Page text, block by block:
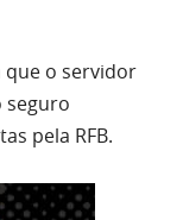
que o servidor
seguro
pela RFB.